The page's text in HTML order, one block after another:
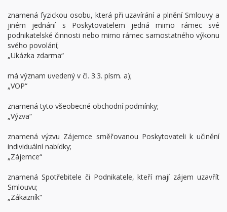
znamená fyzickou osobu, která při uzavírání a plnění Smlouvy a
jiném jednání s Poskytovatelem jedná mimo rámec své
podnikatelské činnosti nebo mimo rámec samostatného výkonu
svého povolání;
„Ukázka zdarma“
má význam uvedený v čl. 3.3. písm. a);
„VOP“
znamená tyto všeobecné obchodní podmínky;
„Výzva“
znamená výzvu Zájemce směřovanou Poskytovateli k učinění
individuální nabídky;
„Zájemce“
znamená Spotřebitele či Podnikatele, kteří mají zájem uzavřít
Smlouvu;
„Zákazník“